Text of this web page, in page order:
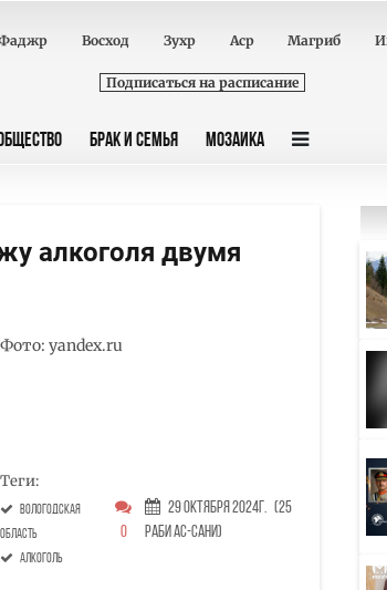
Восход Зухр Аср Магриб
Подписаться на расписание
БРАК И СЕМЬЯ МОЗАИКА
алкоголя двумя
Фото: yandex.ru
Теги:
Вологодская
область
алкоголь
0
29 Октября 2024г. (25
Раби ас-сани)